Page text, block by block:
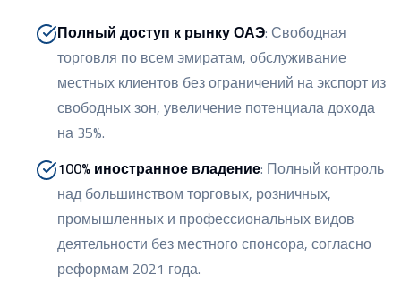
Полный доступ к рынку ОАЭ:Свободная
торговля по всем эмиратам, обслуживание
местных клиентов без ограничений на экспорт из
свободных зон, увеличение потенциала дохода
на 35%.
100% иностранное владение: Полный контроль
над большинством торговых, розничных,
промышленных и профессиональных видов
деятельности без местного спонсора, согласно
реформам 2021 года.